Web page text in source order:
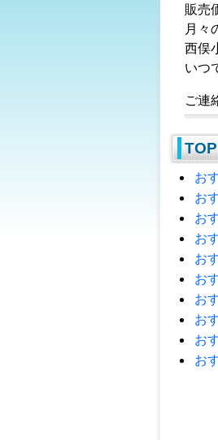
販売
月々
西俣
いつ
ご連
TOP
お
お
お
お
お
お
お
お
お
お